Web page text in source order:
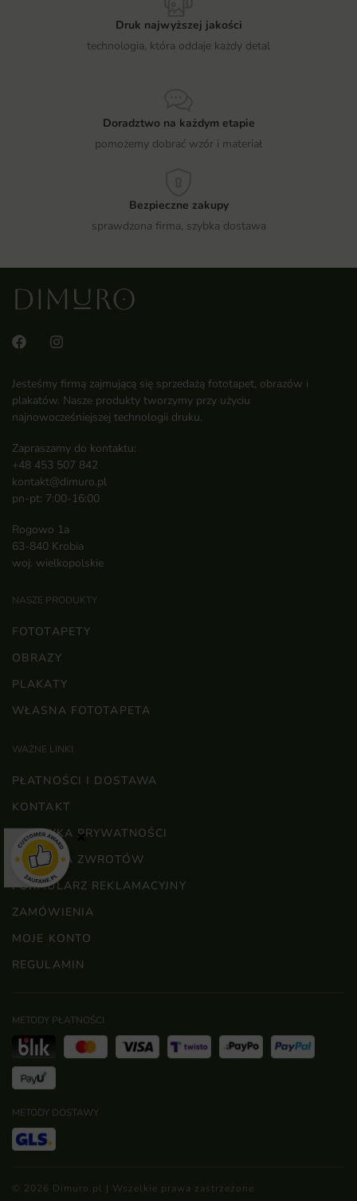
Druk najwyższej jakości
technologia, która oddaje każdy detal
Doradztwo na każdym etapie
pomożemy dobrać wzór i materiał
Bezpieczne zakupy
sprawdzona firma, szybka dostawa
Jesteśmy firmą zajmującą się sprzedażą fototapet, obrazów i
plakatów. Nasze produkty tworzymy przy użyciu
najnowocześniejszej technologii druku.
Zapraszamy do kontaktu:
+48 453 507 842
kontakt@dimuro.pl
pn-pt: 7:00-16:00
Rogowo 1a
63-840 Krobia
woj. wielkopolskie
NASZE PRODUKTY
FOTOTAPETY
OBRAZY
PLAKATY
WŁASNA FOTOTAPETA
WAŻNE LINKI
PŁATNOŚCI I DOSTAWA
KONTAKT
POLITYKA PRYWATNOŚCI
POLITYKA ZWROTÓW
FORMULARZ REKLAMACYJNY
ZAMÓWIENIA
MOJE KONTO
REGULAMIN
METODY PŁATNOŚCI
METODY DOSTAWY
© 2026 Dimuro.pl | Wszelkie prawa zastrzeżone
×